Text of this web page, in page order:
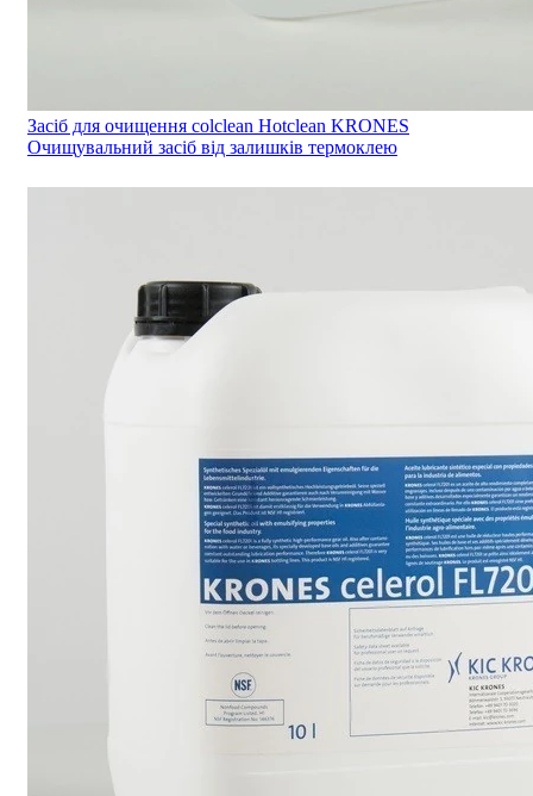
Засіб для очищення colclean Hotclean KRONES
Очищувальний засіб від залишків термоклею